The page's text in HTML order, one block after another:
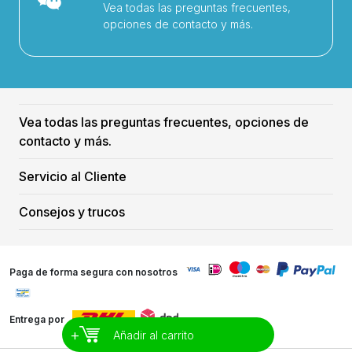
+ Añadir al carrito
Vea todas las preguntas frecuentes,
opciones de contacto y más.
Vea todas las preguntas frecuentes, opciones de
contacto y más.
Servicio al Cliente
Consejos y trucos
Paga de forma segura con nosotros
Entrega por